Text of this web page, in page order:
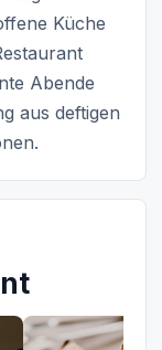
Küche
Abende
aus deftigen